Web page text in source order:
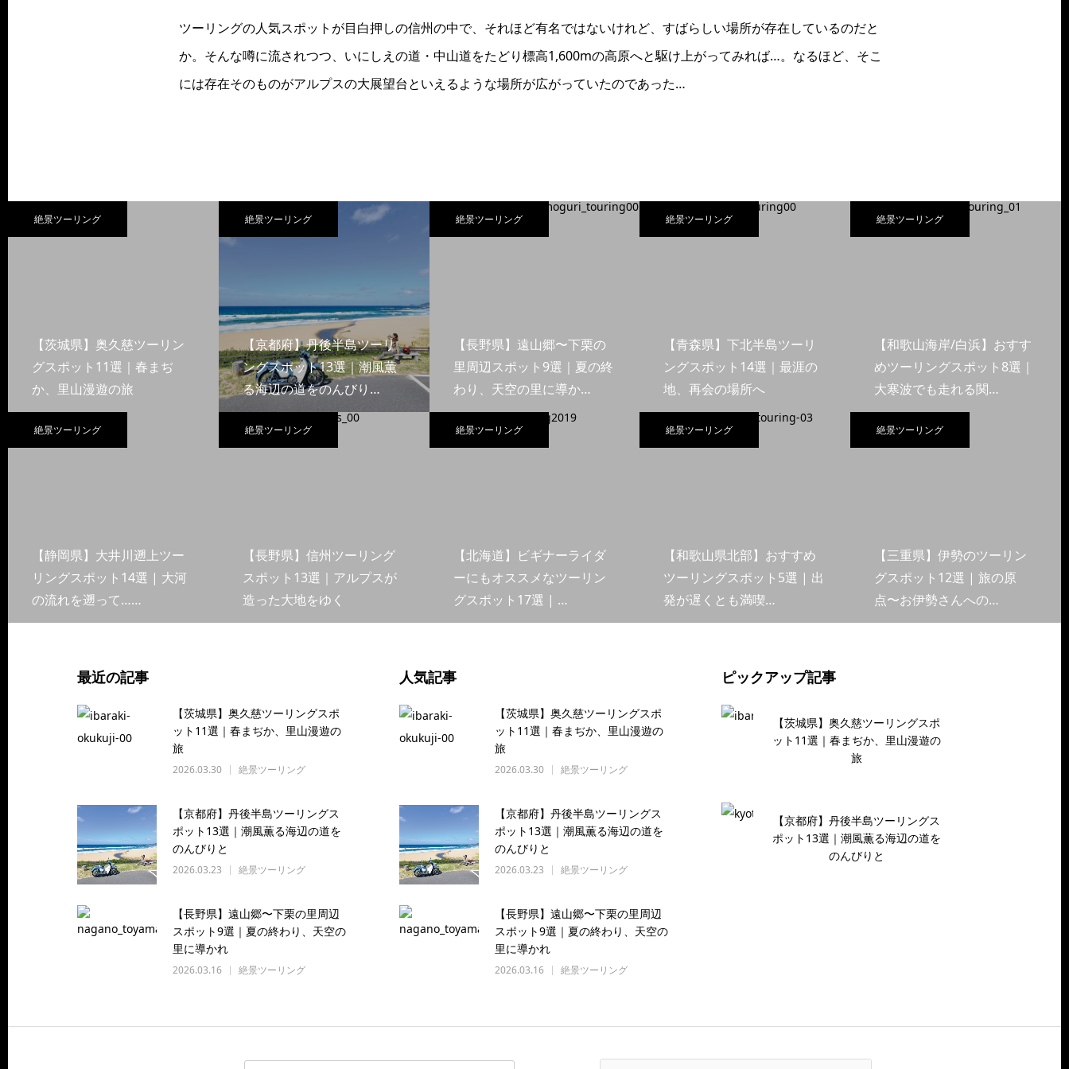
ツーリングの人気スポットが目白押しの信州の中で、それほど有名ではないけれど、すばらしい場所が存在しているのだと
か。そんな噂に流されつつ、いにしえの道・中山道をたどり標高1,600mの高原へと駆け上がってみれば…。なるほど、そこ
には存在そのものがアルプスの大展望台といえるような場所が広がっていたのであった…
絶景ツーリング
【茨城県】奥久慈ツーリン
グスポット11選｜春まぢ
か、里山漫遊の旅
絶景ツーリング
【京都府】丹後半島ツーリ
ングスポット13選｜潮風薫
る海辺の道をのんびり…
絶景ツーリング
【長野県】遠山郷〜下栗の
里周辺スポット9選｜夏の終
わり、天空の里に導か…
絶景ツーリング
【青森県】下北半島ツーリ
ングスポット14選｜最涯の
地、再会の場所へ
絶景ツーリング
【和歌山海岸/白浜】おすす
めツーリングスポット8選｜
大寒波でも走れる関…
絶景ツーリング
【静岡県】大井川遡上ツー
リングスポット14選 | 大河
の流れを遡って……
絶景ツーリング
【長野県】信州ツーリング
スポット13選｜アルプスが
造った大地をゆく
絶景ツーリング
【北海道】ビギナーライダ
ーにもオススメなツーリン
グスポット17選 | …
絶景ツーリング
【和歌山県北部】おすすめ
ツーリングスポット5選 | 出
発が遅くとも満喫…
絶景ツーリング
【三重県】伊勢のツーリン
グスポット12選 | 旅の原
点〜お伊勢さんへの…
最近の記事
【茨城県】奥久慈ツーリングスポ
ット11選｜春まぢか、里山漫遊の
旅
2026.03.30 絶景ツーリング
【京都府】丹後半島ツーリングス
ポット13選｜潮風薫る海辺の道を
のんびりと
2026.03.23 絶景ツーリング
【長野県】遠山郷〜下栗の里周辺
スポット9選｜夏の終わり、天空の
里に導かれ
2026.03.16 絶景ツーリング
人気記事
【茨城県】奥久慈ツーリングスポ
ット11選｜春まぢか、里山漫遊の
旅
2026.03.30 絶景ツーリング
【京都府】丹後半島ツーリングス
ポット13選｜潮風薫る海辺の道を
のんびりと
2026.03.23 絶景ツーリング
【長野県】遠山郷〜下栗の里周辺
スポット9選｜夏の終わり、天空の
里に導かれ
2026.03.16 絶景ツーリング
ピックアップ記事
【茨城県】奥久慈ツーリングスポ
ット11選｜春まぢか、里山漫遊の
旅
【京都府】丹後半島ツーリングス
ポット13選｜潮風薫る海辺の道を
のんびりと